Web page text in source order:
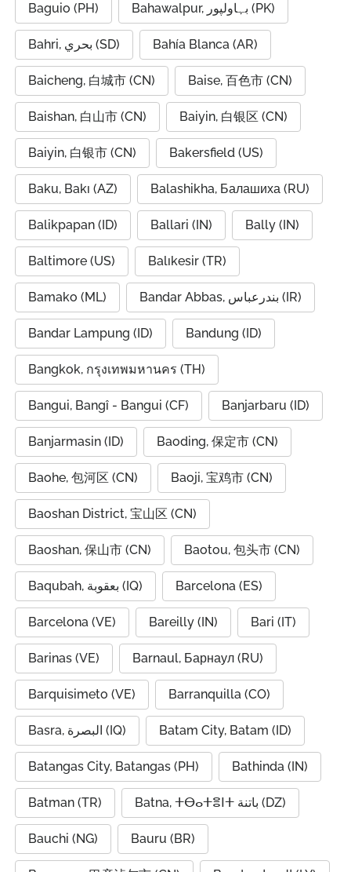
Baguio (PH) Bahawalpur, بہاولپور (PK)
Bahri, بحري (SD) Bahía Blanca (AR)
Baicheng, 白城市 (CN) Baise, 百色市 (CN)
Baishan, 白山市 (CN) Baiyin, 白银区 (CN)
Baiyin, 白银市 (CN) Bakersfield (US)
Baku, Bakı (AZ) Balashikha, Балашиха (RU)
Balikpapan (ID) Ballari (IN) Bally (IN)
Baltimore (US) Balıkesir (TR)
Bamako (ML) Bandar Abbas, بندرعباس (IR)
Bandar Lampung (ID) Bandung (ID)
Bangkok, กรุงเทพมหานคร (TH)
Bangui, Bangî - Bangui (CF) Banjarbaru (ID)
Banjarmasin (ID) Baoding, 保定市 (CN)
Baohe, 包河区 (CN) Baoji, 宝鸡市 (CN)
Baoshan District, 宝山区 (CN)
Baoshan, 保山市 (CN) Baotou, 包头市 (CN)
Baqubah, بعقوبة (IQ) Barcelona (ES)
Barcelona (VE) Bareilly (IN) Bari (IT)
Barinas (VE) Barnaul, Барнаул (RU)
Barquisimeto (VE) Barranquilla (CO)
Basra, البصرة (IQ) Batam City, Batam (ID)
Batangas City, Batangas (PH) Bathinda (IN)
Batman (TR) Batna, ⵜⴱⴰⵜⴻⵏⵜ باتنة (DZ)
Bauchi (NG) Bauru (BR)